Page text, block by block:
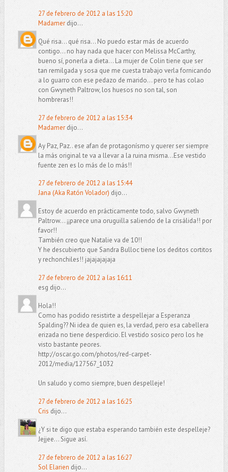
27 de febrero de 2012 a las 15:20
Madamerdijo...
Qué risa... qué risa... No puedo estar más de acuerdo
contigo... no hay nada que hacer con Melissa McCarthy,
bueno sí, ponerla a dieta... La mujer de Colin tiene que ser
tan remilgada y sosa que me cuesta trabajo verla fornicando
a lo guarro con ese pedazo de marido... pero te has colao
con Gwyneth Paltrow, los huesos no son tal, son
hombreras!!
27 de febrero de 2012 a las 15:34
Madamerdijo...
Ay Paz, Paz.. ese afan de protagonísmo y querer ser siempre
la más original te va a llevar a la ruina misma...Ese vestido
fuente zen es lo más de lo más!!
27 de febrero de 2012 a las 15:44
Jana (Aka Ratón Volador) dijo...
Estoy de acuerdo en prácticamente todo, salvo Gwyneth
Paltrow... ¡¡parece una oruguilla saliendo de la crisálida!! por
favor!!
También creo que Natalie va de 10!!
Y he descubierto que Sandra Bulloc tiene los deditos cortitos
y rechonchiles!! jajajajajaja
27 de febrero de 2012 a las 16:11
esg dijo...
Hola!!
Como has podido resistirte a despellejar a Esperanza
Spalding?? Ni idea de quien es, la verdad, pero esa cabellera
erizada no tiene desperdicio. El vestido sosico pero los he
visto bastante peores.
http://oscar.go.com/photos/red-carpet-
2012/media/127567_1032
Un saludo y como siempre, buen despelleje!
27 de febrero de 2012 a las 16:25
Cris dijo...
¿Y si te digo que estaba esperando también este despelleje?
Jejjee... Sigue así.
27 de febrero de 2012 a las 16:27
Sol Elarien dijo...